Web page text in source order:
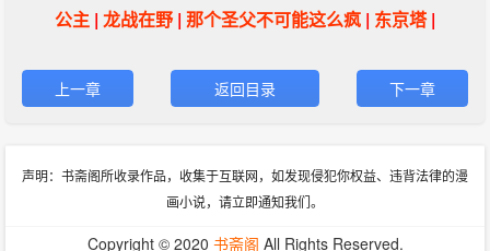
公主 | 龙战在野 | 那个圣父不可能这么疯 | 东京塔|
上一章 返回目录 下一章
声明：书斋阁所收录作品，收集于互联网，如发现侵犯你权益、违背法律的漫
画小说，请立即通知我们。
Copyright © 2020 书斋阁 All Rights Reserved.